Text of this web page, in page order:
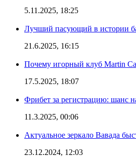
5.11.2025, 18:25
Лучший пасующий в истории
21.6.2025, 16:15
Почему игорный клуб Martin
17.5.2025, 18:07
Фрибет за регистрацию: шанс
11.3.2025, 00:06
Актуальное зеркало Вавада
23.12.2024, 12:03